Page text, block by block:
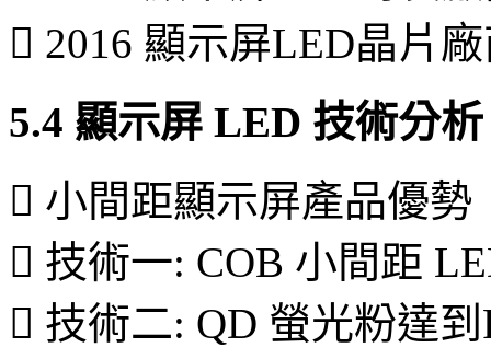
 2016 顯示屏LED晶片
5.4 顯示屏 LED 技術分析
 小間距顯示屏產品優勢
 技術一: COB 小間距
 技術二: QD 螢光粉達